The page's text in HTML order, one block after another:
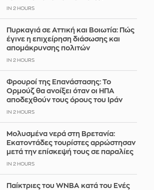
IN 2 HOURS
Πυρκαγιά σε Αττική και Βοιωτία: Πώς
έγινε η επιχείρηση διάσωσης και
απομάκρυνσης πολιτών
IN 2 HOURS
Φρουροί της Επανάστασης: Το
Ορμούζ θα ανοίξει όταν οι ΗΠΑ
αποδεχθούν τους όρους του Ιράν
IN 2 HOURS
Μολυσμένα νερά στη Βρετανία:
Εκατοντάδες τουρίστες αρρώστησαν
μετά την επίσκεψή τους σε παραλίες
IN 2 HOURS
Παίκτριες του WNBA κατά του Ενές